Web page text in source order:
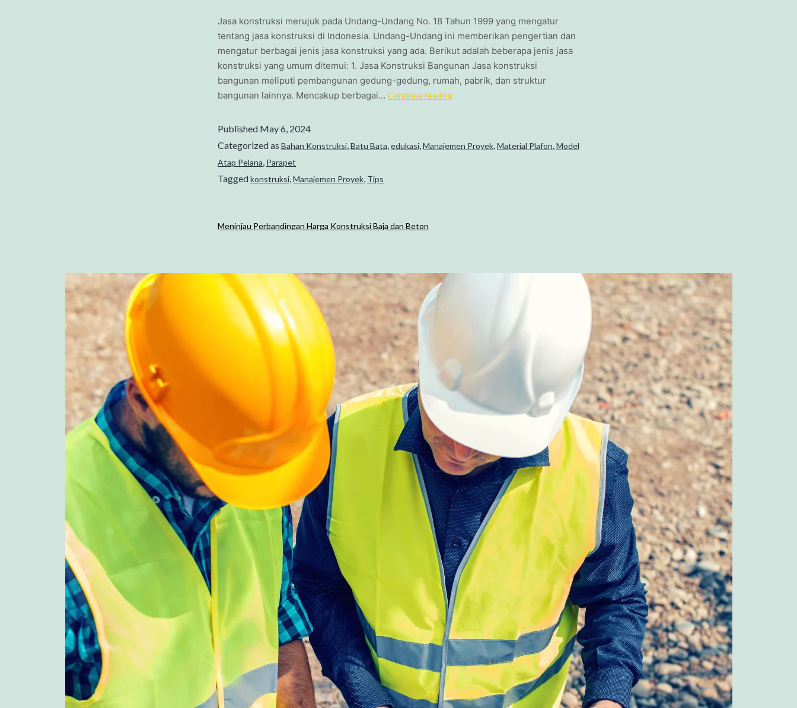
Jasa konstruksi merujuk pada Undang-Undang No. 18 Tahun 1999 yang mengatur
tentang jasa konstruksi di Indonesia. Undang-Undang ini memberikan pengertian dan
mengatur berbagai jenis jasa konstruksi yang ada. Berikut adalah beberapa jenis jasa
konstruksi yang umum ditemui: 1. Jasa Konstruksi Bangunan Jasa konstruksi
bangunan meliputi pembangunan gedung-gedung, rumah, pabrik, dan struktur
bangunan lainnya. Mencakup berbagai… Continue reading
Published May 6, 2024
Categorized as Bahan Konstruksi,Batu Bata,edukasi,Manajemen Proyek,Material Plafon,Model
Atap Pelana, Parapet
Taggedkonstruksi,Manajemen Proyek, Tips
Meninjau Perbandingan Harga Konstruksi Baja dan Beton